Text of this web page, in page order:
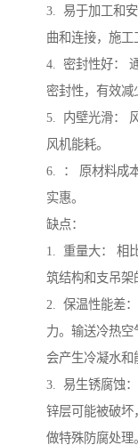
3. 易于加工和
曲和连接，施工
4. 密封性好：
密封性，有效减
5. 内壁光滑：
风机能耗。
6. ： 原材料成
实惠。
缺点：
1. 重量大： 相
筑结构和支吊架
2. 保温性能差
力。输送冷热空
会产生冷凝水和
3. 易生锈腐蚀
锌层可能被破坏
做特殊防腐处理。